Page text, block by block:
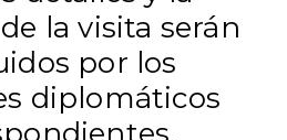
la visita serán
por los
diplomáticos